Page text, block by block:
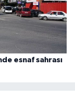
esnaf sahrası